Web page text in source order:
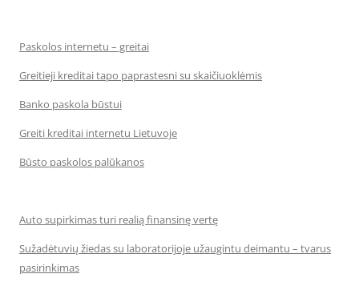
Paskolos internetu – greitai
Greitieji kreditai tapo paprastesni su skaičiuoklėmis
Banko paskola būstui
Greiti kreditai internetu Lietuvoje
Būsto paskolos palūkanos
Auto supirkimas turi realią finansinę vertę
Sužadėtuvių žiedas su laboratorijoje užaugintu deimantu – tvarus
pasirinkimas